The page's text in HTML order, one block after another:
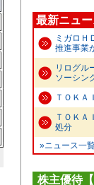
最新ニュ
ミガロＨ
推進事業
リログル
ソーシン
ＴＯＫＡ
ＴＯＫＡ
処分
»ニュース一
株主優待